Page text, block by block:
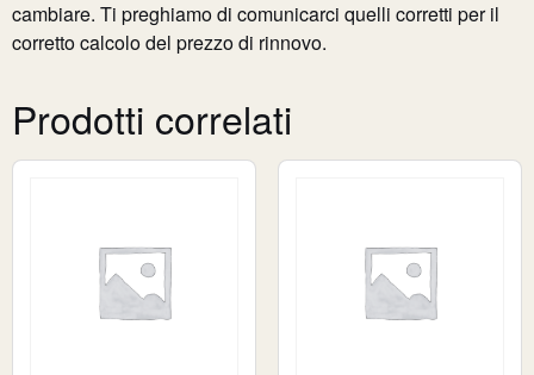
cambiare. Ti preghiamo di comunicarci quelli corretti per il
corretto calcolo del prezzo di rinnovo.
Prodotti correlati